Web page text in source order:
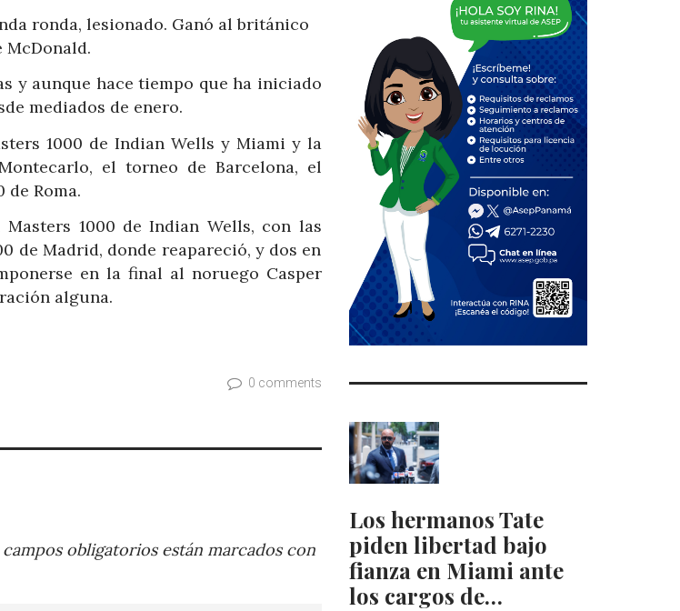
ronda, lesionado. Ganó al británico
McDonald.
y aunque hace tiempo que ha iniciado
mediados de enero.
1000 de Indian Wells y Miami y la
el torneo de Barcelona, el
de Roma.
1000 de Indian Wells, con las
de Madrid, donde reapareció, y dos en
en la final al noruego Casper
alguna.
0 comments
campos obligatorios están marcados con
Los hermanos Tate
piden libertad bajo
fianza en Miami ante
los cargos de…